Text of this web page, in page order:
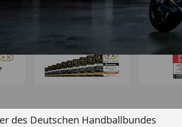
des Deutschen Handballbundes